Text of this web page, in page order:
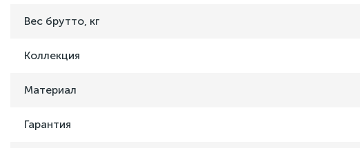
Вес брутто, кг
Коллекция
Материал
Гарантия